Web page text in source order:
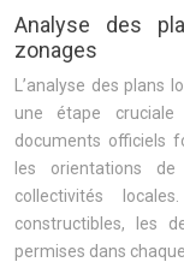
Analyse des
zonages
L’analyse des plans
une étape cruciale
documents officiels
les orientations
collectivités
constructibles, les
permises dans